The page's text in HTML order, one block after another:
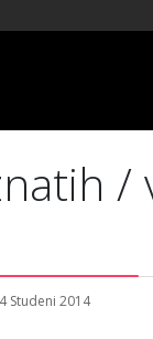
/
Studeni 2014